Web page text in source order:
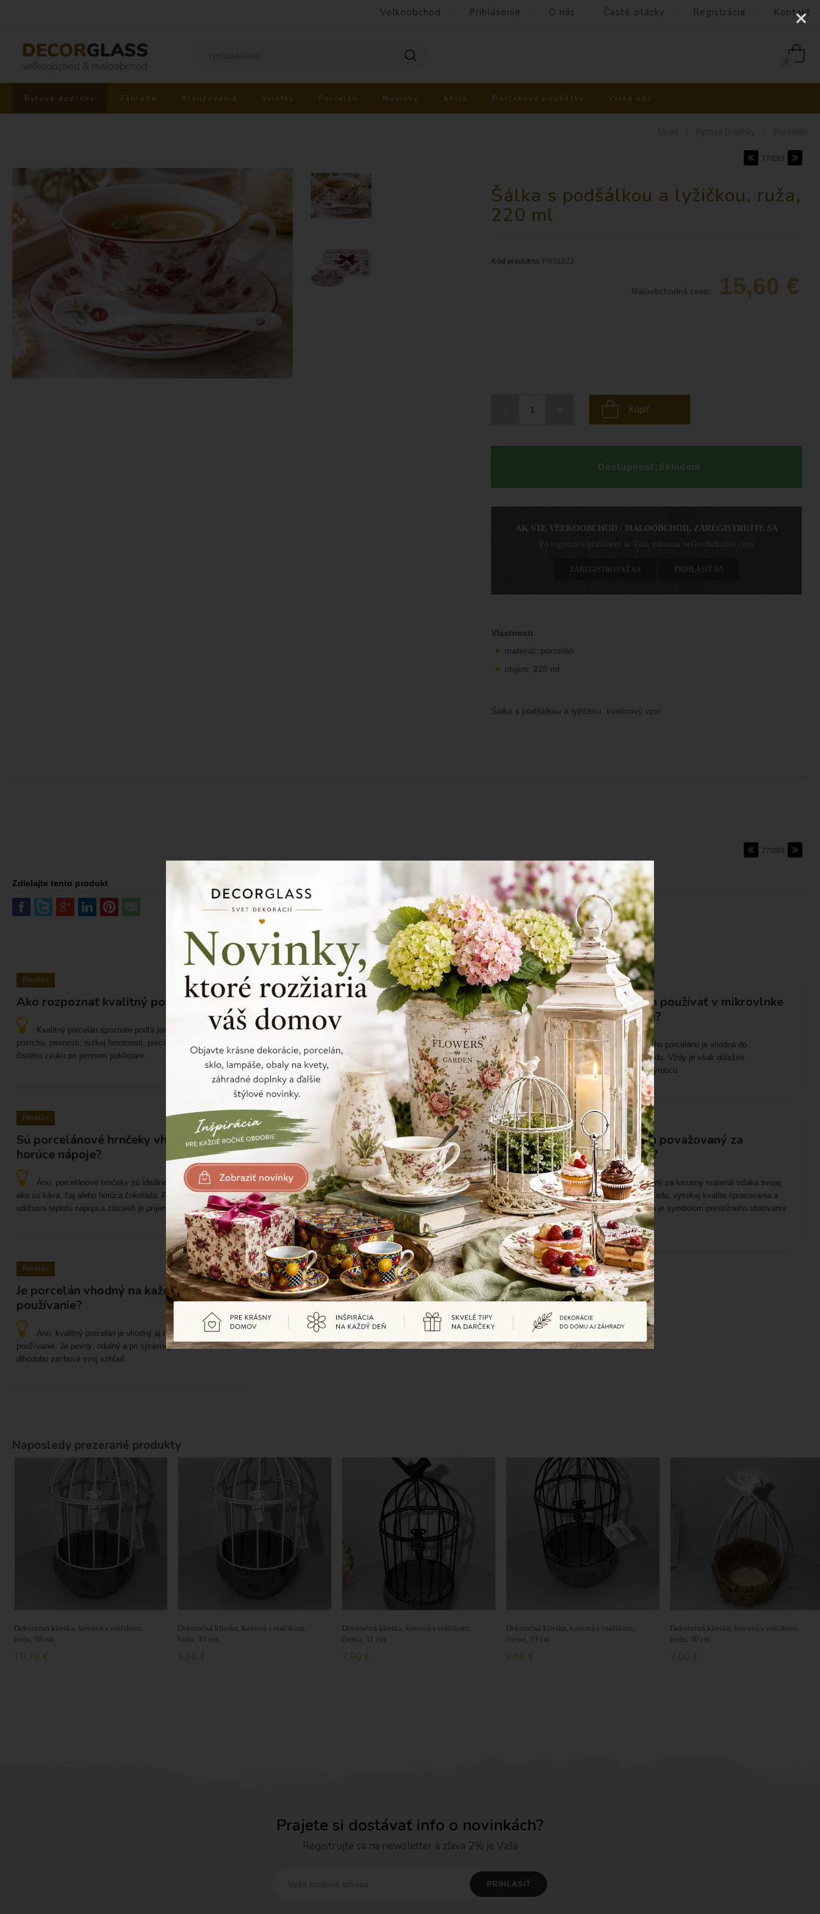
Veľkoobchod Prihlásenie O nás Časté otázky Registrácia Kontakt
Bytové doplnky Záhrada Aranžovanie Sviatky Porcelán Novinky Akcia Darčekové poukážky Veľká noc
77/293
Šálka s podšálkou a lyžičkou, ruža,
220 ml
Kód produktu: PR01022
Maloobchodná cena: 15,60 €
Kúpiť
Dostupnosť: Skladom
AK STE VEĽKOOBCHOD / MALOOBCHOD, ZAREGISTRUJTE SA
Po registrácií/prihlásení sa Vám zobrazia veľkoobchodné ceny
ZAREGISTROVAŤ SA PRIHLÁSIŤ SA
Vlastnosti
materiál: porcelán
objem: 220 ml
Šálka s podšálkou a lyžičkou, kvetinový vzor.
77/293
Zdielajte tento produkt
Porcelán
Ako rozpoznať kvalitný porcelán?
Kvalitný porcelán spoznáte podľa jemného a hladkého
povrchu, pevnosti, nízkej hmotnosti, precízneho spracovania a
čistého zvuku pri jemnom poklepaní.
Porcelán
Ako sa správne starať o porcelánové
riady?
Porcelánové riady stačí umývať šetrne, vyhýbať sa
nárazom a prudkým zmenám teplôt. Správna starostlivosť
pomôže zachovať ich vzhľad aj životnosť.
Porcelán
Môže sa porcelán používať v mikrovlnke
a umývačke riadu?
Áno, väčšina kvalitného porcelánu je vhodná do
mikrovlnky aj umývačky riadu. Vždy je však dôležité
skontrolovať odporúčania výrobcu.
Porcelán
Sú porcelánové hrnčeky vhodné na
horúce nápoje?
Áno, porcelánové hrnčeky sú ideálne na horúce nápoje,
ako sú káva, čaj alebo horúca čokoláda. Porcelán dobre
udržiava teplotu nápoja a zároveň je príjemný na používanie.
Porcelán
Aký je rozdiel medzi porcelánom a
keramikou?
Porcelán je jemnejší, pevnejší a odolnejší materiál s
hladkým povrchom, zatiaľ čo keramika je hrubšia, pórovitejšia a
pôsobí prirodzenejšie a rustikálnejšie.
Porcelán
Prečo je porcelán považovaný za
luxusný materiál?
Porcelán je považovaný za luxusný materiál vďaka svojej
jemnosti, elegantnému vzhľadu, vysokej kvalite spracovania a
dlhej životnosti. Už stáročia je symbolom prestížneho stolovania
a nadčasovej elegancie.
Porcelán
Je porcelán vhodný na každodenné
používanie?
Áno, kvalitný porcelán je vhodný aj na každodenné
používanie. Je pevný, odolný a pri správnej starostlivosti si
dlhodobo zachová svoj vzhľad.
Naposledy prezerané produkty
Dekoračná klietka, kovová s vtáčikom,
biela, 38 cm
10,70 €
Dekoračná klietka, kovová s vtáčikom,
biela, 33 cm
9,60 €
Dekoračná klietka, kovová s vtáčikom,
čierna, 31 cm
7,90 €
Dekoračná klietka, kovová s vtáčikom,
čierna, 33 cm
9,60 €
Dekoračná klietka, kovová s vtáčikom,
biela, 30 cm
7,00 €
Prajete si dostávať info o novinkách?
Registrujte sa na newsletter a zľava 2% je Vaša